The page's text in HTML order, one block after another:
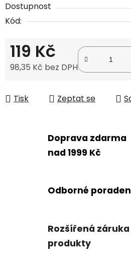
Dostupnost
Kód:
119 Kč
98,35 Kč bez DPH
Tisk Zeptat se
Doprava zdarma
nad 1999 Kč
Odborné
Rozšířená
produkty